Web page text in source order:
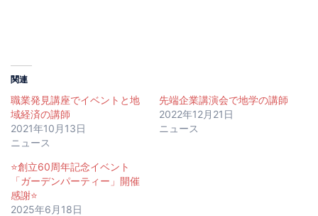
関連
職業発見講座でイベントと地
域経済の講師
2021年10月13日
ニュース
先端企業講演会で地学の講師
2022年12月21日
ニュース
⭐️創立60周年記念イベント
「ガーデンパーティー」開催
感謝⭐️
2025年6月18日